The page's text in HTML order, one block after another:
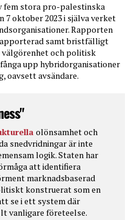
fem stora pro-palestinska
oktober 2023 i själva verket
Rapporten
samt bristfälligt
och politisk
upp hybridorganisationer
oavsett avsändare.
olönsamhet och
snedvridningar är inte
logik. Staten har
att identifiera
marknadsbaserad
konstruerat som en
se i ett system där
vanligare företeelse.